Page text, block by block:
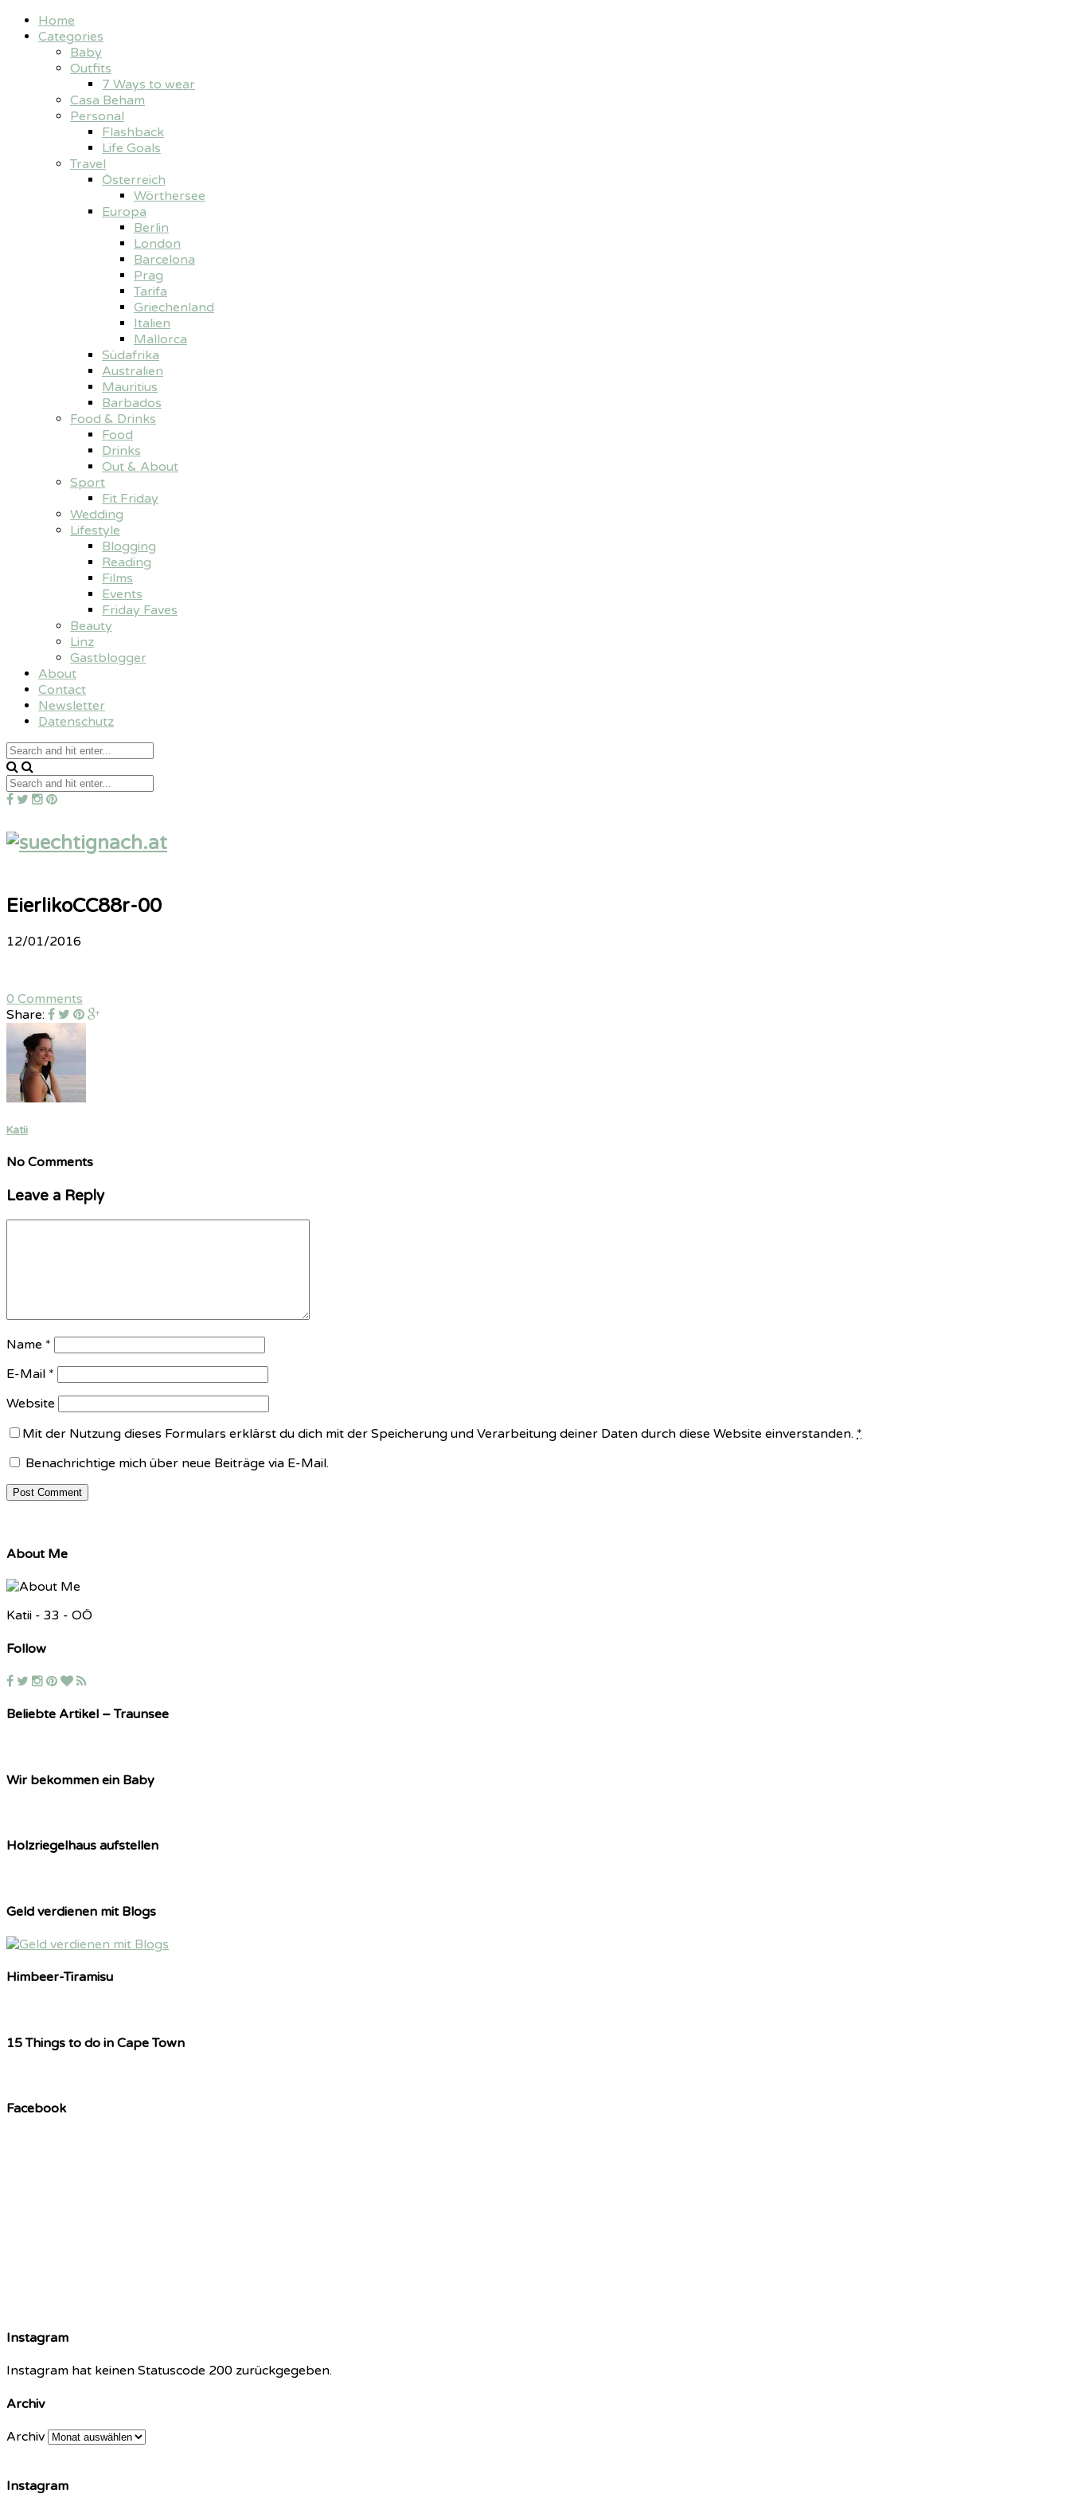
Home
Categories
Baby
Outfits
7 Ways to wear
Casa Beham
Personal
Flashback
Life Goals
Travel
Österreich
Wörthersee
Europa
Berlin
London
Barcelona
Prag
Tarifa
Griechenland
Italien
Mallorca
Südafrika
Australien
Mauritius
Barbados
Food & Drinks
Food
Drinks
Out & About
Sport
Fit Friday
Wedding
Lifestyle
Blogging
Reading
Films
Events
Friday Faves
Beauty
Linz
Gastblogger
About
Contact
Newsletter
Datenschutz
EierlikoCC88r-00
12/01/2016
0 Comments
Share:
Katii
No Comments
Leave a Reply
Name *
E-Mail *
Website
Mit der Nutzung dieses Formulars erklärst du dich mit der Speicherung und Verarbeitung deiner Daten durch diese Website einverstanden. *
Benachrichtige mich über neue Beiträge via E-Mail.
About Me
Katii - 33 - OÖ
Follow
Beliebte Artikel – Traunsee
Wir bekommen ein Baby
Holzriegelhaus aufstellen
Geld verdienen mit Blogs
Himbeer-Tiramisu
15 Things to do in Cape Town
Facebook
Instagram
Instagram hat keinen Statuscode 200 zurückgegeben.
Archiv
Archiv
Instagram